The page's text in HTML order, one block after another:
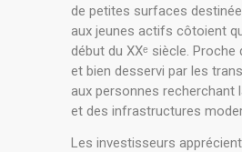
de petites surfaces
aux jeunes actifs côtoient
début du XXᵉ siècle.
et bien desservi par les
aux personnes recherchant
et des infrastructures
Les investisseurs